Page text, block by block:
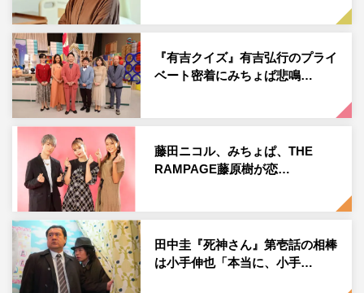
に参加したが、なぜかVTRを見たコカドが声を上げスタジ
オ騒然。いったい何が起きたのか。
さらに、中華料理のファミリーレストランチェーン「バー
ミヤン」が登場。ゲストの小手はバーミヤンに愛のウップ
ンがあるよう。結婚前、妻とのデートでいつもバーミヤン
を利用していた小手は、大好きなメニューがあるという。
しかし、バーミヤンにはメニューが突然消える現象が起き
るらしく、その現象の謎が明らかになる。
『有吉クイズ』有吉弘行のプライ
ベート密着にみちょぱ悲鳴…
藤田ニコル、みちょぱ、THE
RAMPAGE藤原樹が恋…
田中圭『死神さん』第壱話の相棒
は小手伸也「本当に、小手…